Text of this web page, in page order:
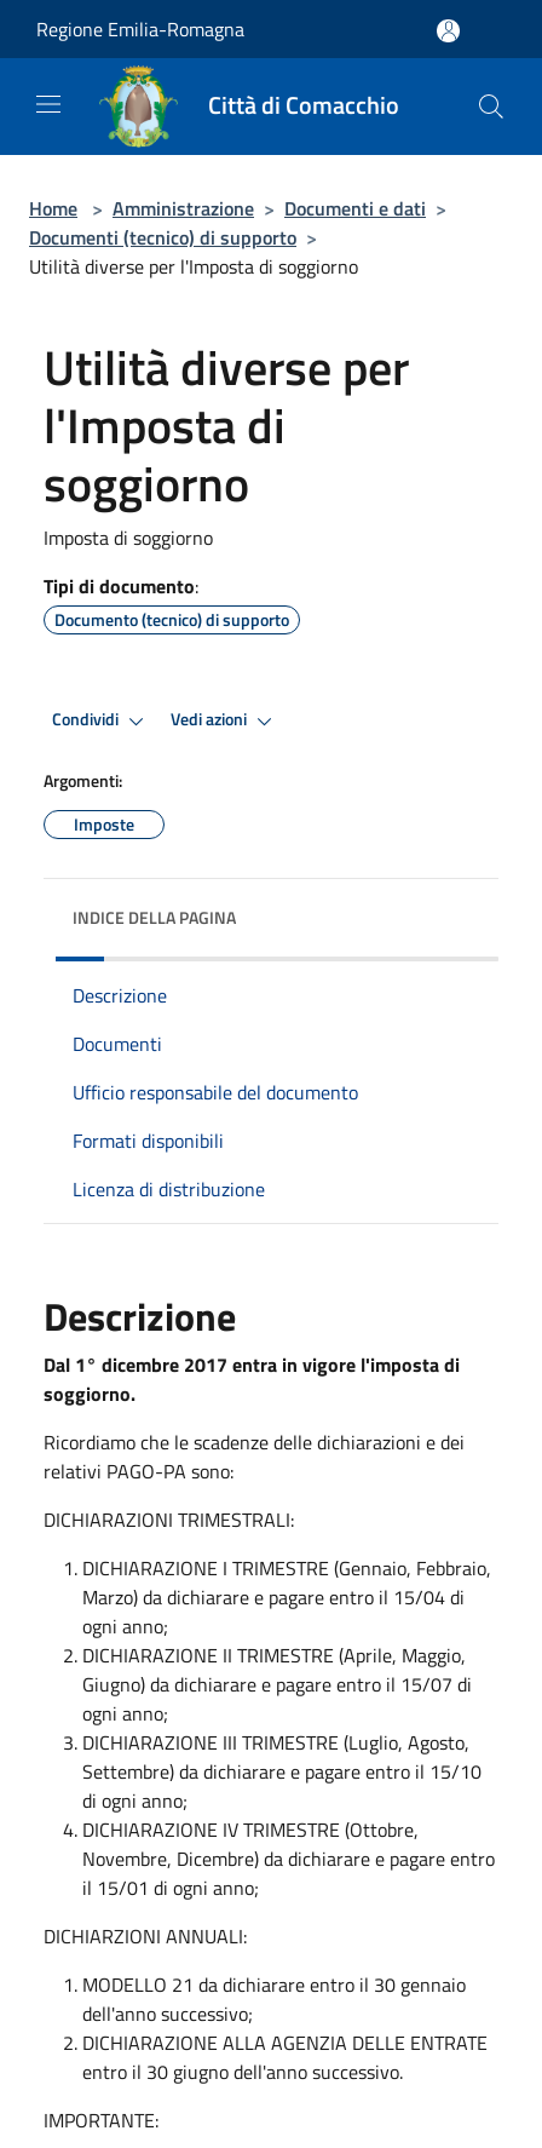
Regione Emilia-Romagna
Città di Comacchio
Home > Amministrazione > Documenti e dati >
Documenti (tecnico) di supporto >
Utilità diverse per l'Imposta di soggiorno
Utilità diverse per
l'Imposta di
soggiorno
Imposta di soggiorno
Tipi di documento:
Documento (tecnico) di supporto
Condividi Vedi azioni
Argomenti:
Imposte
INDICE DELLA PAGINA
Descrizione
Documenti
Ufficio responsabile del documento
Formati disponibili
Licenza di distribuzione
Descrizione
Dal 1° dicembre 2017 entra in vigore l'imposta di
soggiorno.
Ricordiamo che le scadenze delle dichiarazioni e dei
relativi PAGO-PA sono:
DICHIARAZIONI TRIMESTRALI:
DICHIARAZIONE I TRIMESTRE (Gennaio, Febbraio,
Marzo) da dichiarare e pagare entro il 15/04 di
ogni anno;
DICHIARAZIONE II TRIMESTRE (Aprile, Maggio,
Giugno) da dichiarare e pagare entro il 15/07 di
ogni anno;
DICHIARAZIONE III TRIMESTRE (Luglio, Agosto,
Settembre) da dichiarare e pagare entro il 15/10
di ogni anno;
DICHIARAZIONE IV TRIMESTRE (Ottobre,
Novembre, Dicembre) da dichiarare e pagare entro
il 15/01 di ogni anno;
DICHIARZIONI ANNUALI:
MODELLO 21 da dichiarare entro il 30 gennaio
dell'anno successivo;
DICHIARAZIONE ALLA AGENZIA DELLE ENTRATE
entro il 30 giugno dell'anno successivo.
IMPORTANTE: